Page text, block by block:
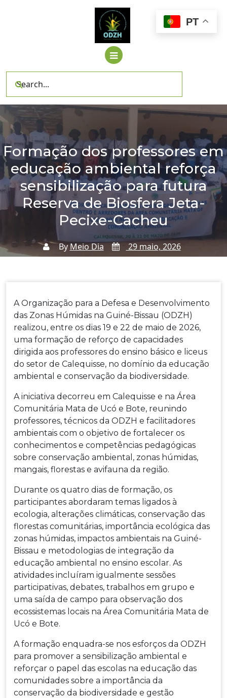
Formação dos professores em
educação ambiental reforça
sensibilização para futura
Reserva de Biosfera Jeta-
Pecixe-Cacheu
ByMeio Dia
29 maio, 2026
Home → Notícias →
Formação Dos Professores
Em Educação Ambiental Reforça Sensibilização Para
Futura Reserva De Biosfera Jeta-Pecixe-Cacheu
A Organização para a Defesa e Desenvolvimento
das Zonas Húmidas na Guiné-Bissau (ODZH)
realizou, entre os dias 19 e 22 de maio de 2026,
uma formação de reforço de capacidades
dirigida aos professores do ensino básico e liceus
do setor de Calequisse, no domínio da educação
ambiental e conservação da biodiversidade.
A iniciativa decorreu em Calequisse e na Área
Comunitária Mata de Ucó e Bote, reunindo
professores, técnicos da ODZH e facilitadores
ambientais com o objetivo de fortalecer os
conhecimentos e competências pedagógicas
sobre conservação ambiental, zonas húmidas,
mangais, florestas e avifauna da região.
Durante os quatro dias de formação, os
participantes abordaram temas ligados à
ecologia, alterações climáticas, conservação das
florestas comunitárias, importância ecológica das
zonas húmidas, impactos ambientais na Guiné-
Bissau e metodologias de integração da
educação ambiental no ensino escolar. As
atividades incluíram igualmente sessões
participativas, debates, trabalhos em grupo e
uma saída de campo para observação dos
ecossistemas locais na Área Comunitária Mata de
Ucó e Bote.
A formação enquadra-se nos esforços da ODZH
para promover a sensibilização ambiental e
reforçar o papel das escolas na educação das
comunidades sobre a importância da
conservação da biodiversidade e gestão
PT